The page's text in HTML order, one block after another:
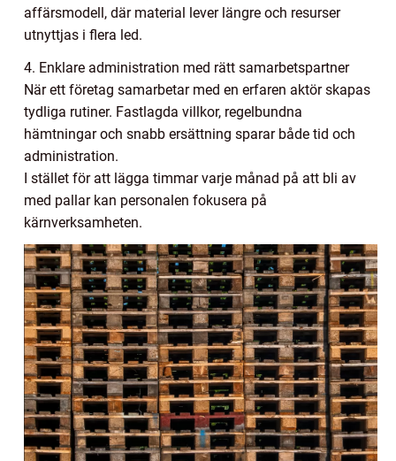
affärsmodell, där material lever längre och resurser
utnyttjas i flera led.
4. Enklare administration med rätt samarbetspartner
När ett företag samarbetar med en erfaren aktör skapas
tydliga rutiner. Fastlagda villkor, regelbundna
hämtningar och snabb ersättning sparar både tid och
administration.
I stället för att lägga timmar varje månad på att bli av
med pallar kan personalen fokusera på
kärnverksamheten.